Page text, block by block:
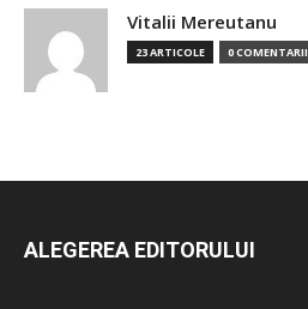
Vitalii Mereutanu
23 ARTICOLE 0 COMENTARII
ALEGEREA EDITORULUI